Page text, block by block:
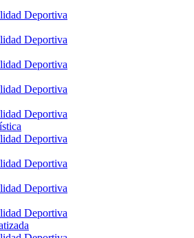
Deportiva
Deportiva
Deportiva
Deportiva
Deportiva
Deportiva
Deportiva
Deportiva
Deportiva